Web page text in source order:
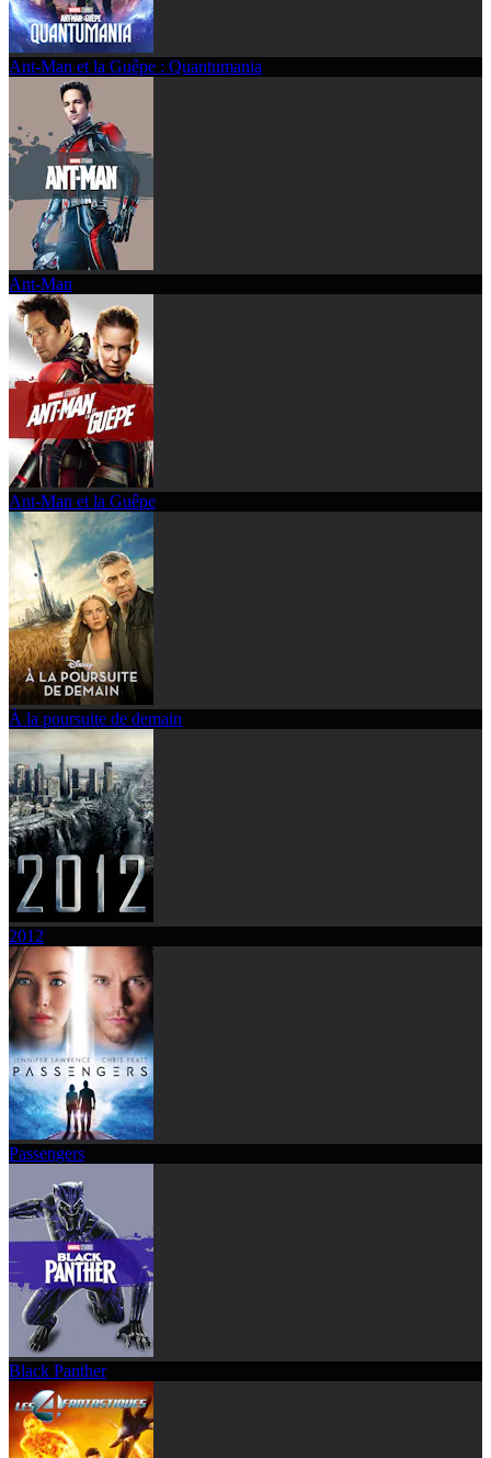
Ant-Man et la Guêpe : Quantumania
Ant-Man
Ant-Man et la Guêpe
À la poursuite de demain
2012
Passengers
Black Panther